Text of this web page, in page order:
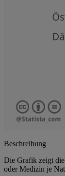
Beschreibung
Die Grafik zeigt
oder Medizin je